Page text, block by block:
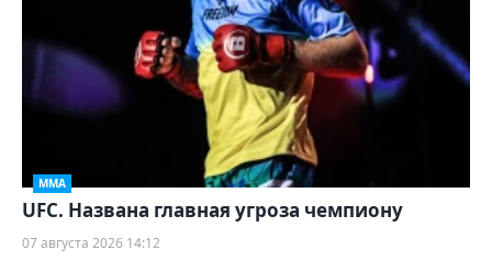
ММА
UFC. Названа главная угроза чемпиону
07 августа 2026 14:12